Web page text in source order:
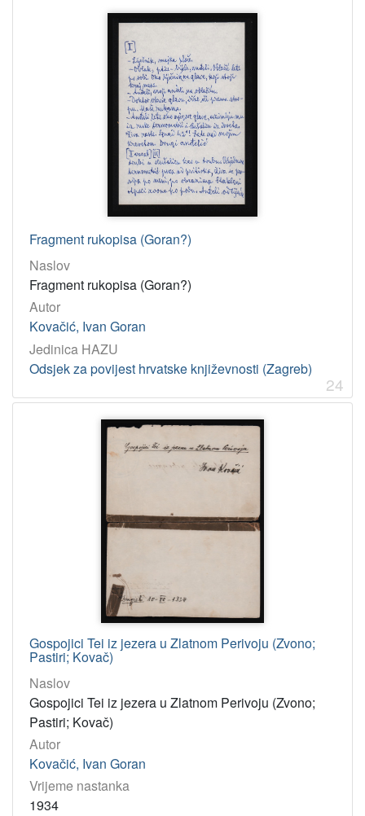
Fragment rukopisa (Goran?)
Naslov
Fragment rukopisa (Goran?)
Autor
Kovačić, Ivan Goran
Jedinica HAZU
Odsjek za povijest hrvatske književnosti (Zagreb)
24
Gospojici Tei iz jezera u Zlatnom Perivoju (Zvono;
Pastiri; Kovač)
Naslov
Gospojici Tei iz jezera u Zlatnom Perivoju (Zvono;
Pastiri; Kovač)
Autor
Kovačić, Ivan Goran
Vrijeme nastanka
1934